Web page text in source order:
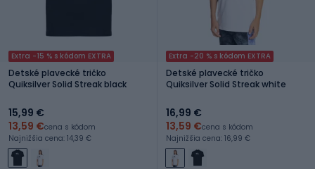
Extra -15 % s kódom EXTRA
Detské plavecké tričko
Quiksilver Solid Streak black
15,99 €
13,59 €cena s kódom
Najnižšia cena: 14,39 €
Extra -20 % s kódom EXTRA
Detské plavecké tričko
Quiksilver Solid Streak white
16,99 €
13,59 €cena s kódom
Najnižšia cena: 16,99 €